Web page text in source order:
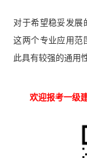
对于希望稳妥发展
这两个专业应用范
此具有较强的通用
欢迎报考一级